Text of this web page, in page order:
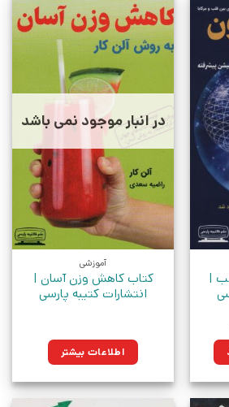
|
در انبار موجود نمی باشد
آموزشی
کتاب کاهش وزن آسان |
انتشارات کتیبه پارسی
اطلاعات بیشتر